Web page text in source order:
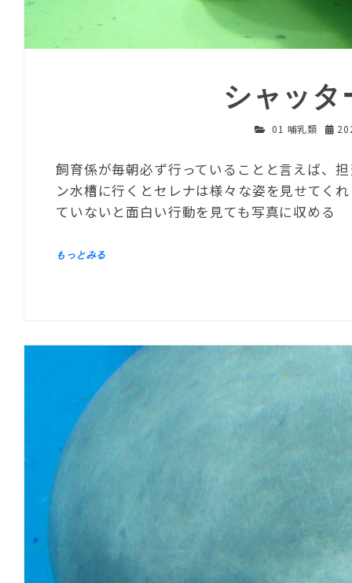
シャッタ
01 哺乳類
飼育係が毎朝必ず行っていることと言えば、
ン水槽に行くとセレナは様々な姿を見せてく
ていないと面白い行動を見ても写真に収める